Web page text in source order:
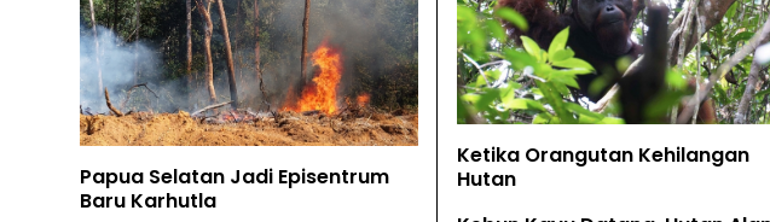
Papua Selatan Jadi Episentrum
Baru Karhutla
Ketika Orangutan Kehilangan
Hutan